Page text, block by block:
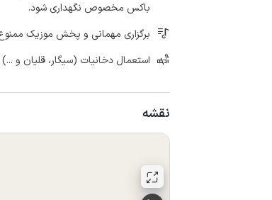
باکس مخصوص نگهداری شود.
برگزاری مهمانی و پخش موزیک
استعمال دخانیات (سیگار، قلیان و
نقشه